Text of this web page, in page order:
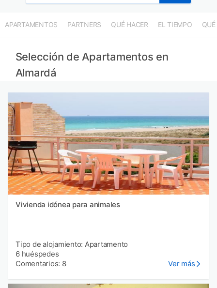
APARTAMENTOS PARTNERS QUÉ HACER EL TIEMPO QUÉ
Selección de Apartamentos en
Almardá
Vivienda idónea para animales
Tipo de alojamiento: Apartamento
6 huéspedes
Comentarios: 8
Ver más